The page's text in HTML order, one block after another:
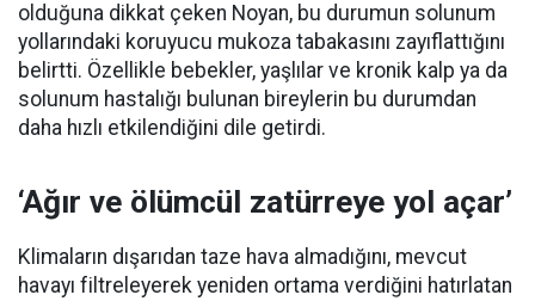
olduğuna dikkat çeken Noyan, bu durumun solunum
yollarındaki koruyucu mukoza tabakasını zayıflattığını
belirtti. Özellikle bebekler, yaşlılar ve kronik kalp ya da
solunum hastalığı bulunan bireylerin bu durumdan
daha hızlı etkilendiğini dile getirdi.
‘Ağır ve ölümcül zatürreye yol açar’
Klimaların dışarıdan taze hava almadığını, mevcut
havayı filtreleyerek yeniden ortama verdiğini hatırlatan